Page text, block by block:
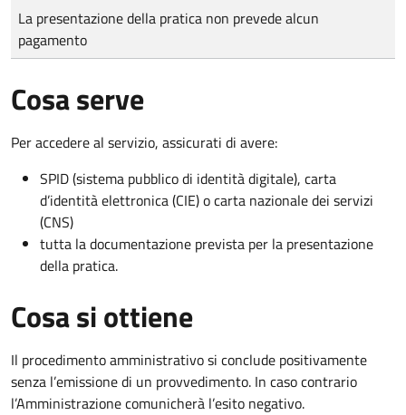
Tipo di pagamento
Importo
La presentazione della pratica non prevede alcun
pagamento
Cosa serve
Per accedere al servizio, assicurati di avere:
SPID (sistema pubblico di identità digitale), carta
d’identità elettronica (CIE) o carta nazionale dei servizi
(CNS)
tutta la documentazione prevista per la presentazione
della pratica.
Cosa si ottiene
Il procedimento amministrativo si conclude positivamente
senza l’emissione di un provvedimento. In caso contrario
l’Amministrazione comunicherà l’esito negativo.